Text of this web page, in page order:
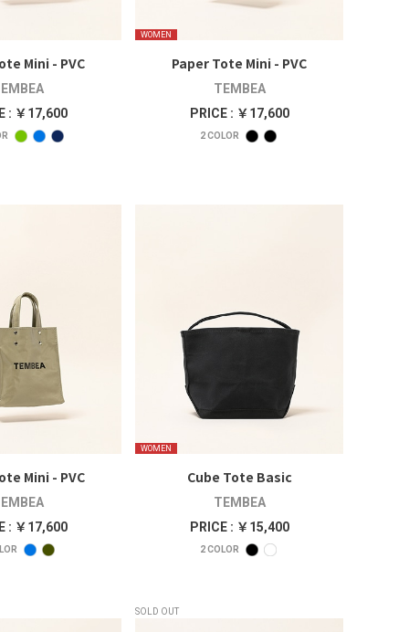
Mini - PVC
: ￥17,600
WOMEN
Paper Tote Mini - PVC
TEMBEA
PRICE : ￥17,600
2COLOR
Mini - PVC
: ￥17,600
WOMEN
Cube Tote Basic
TEMBEA
PRICE : ￥15,400
2COLOR
SOLD OUT